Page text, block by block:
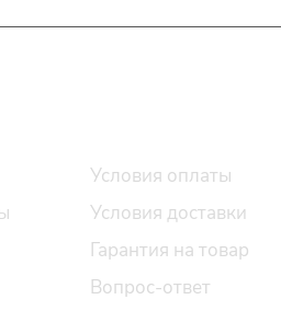
Условия оплаты
Условия доставки
Гарантия на товар
Вопрос-ответ